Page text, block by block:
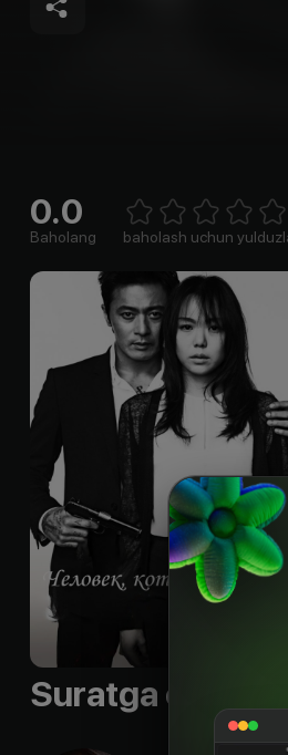
0.0
Baholang 1 Star2 Stars3 Stars4 Stars
5
baholash uchun
Suratga olish